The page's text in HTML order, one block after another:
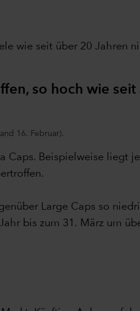
wie seit über 20 Jahren
so hoch wie
16. Februar).
Caps. Beispielweise liegt
Large Caps so
bis zum 31. März um